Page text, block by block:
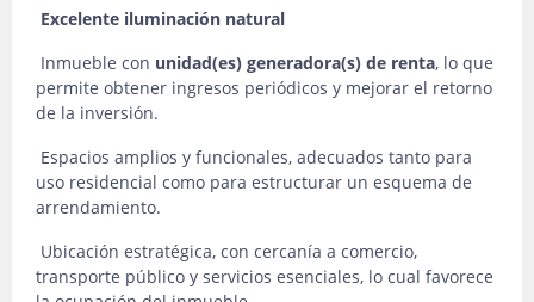
Excelente iluminación natural
Inmueble con unidad(es) generadora(s) de renta, lo que
permite obtener ingresos periódicos y mejorar el retorno
de la inversión.
Espacios amplios y funcionales, adecuados tanto para
uso residencial como para estructurar un esquema de
arrendamiento.
Ubicación estratégica, con cercanía a comercio,
transporte público y servicios esenciales, lo cual favorece